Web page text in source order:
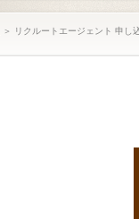
＞ リクルートエージェント 申し